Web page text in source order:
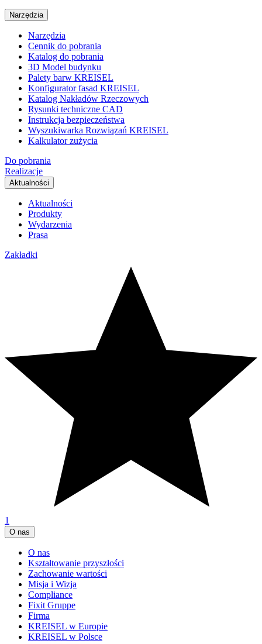
Narzędzia
Narzędzia
Cennik do pobrania
Katalog do pobrania
3D Model budynku
Palety barw KREISEL
Konfigurator fasad KREISEL
Katalog Nakładów Rzeczowych
Rysunki techniczne CAD
Instrukcja bezpieczeństwa
Wyszukiwarka Rozwiązań KREISEL
Kalkulator zużycia
Do pobrania
Realizacje
Aktualności
Aktualności
Produkty
Wydarzenia
Prasa
Zakładki
1
O nas
O nas
Kształtowanie przyszłości
Zachowanie wartości
Misja i Wizja
Compliance
Fixit Gruppe
Firma
KREISEL w Europie
KREISEL w Polsce